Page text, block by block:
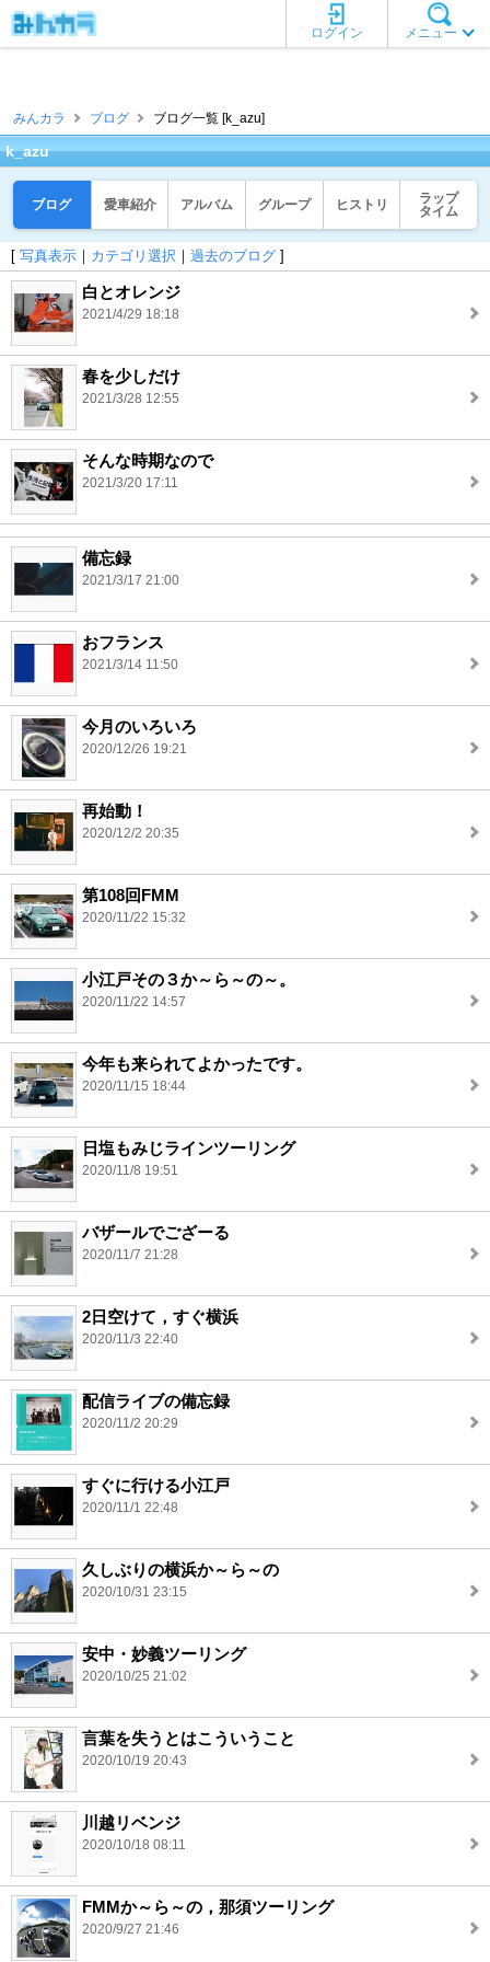
メニュー
ログイン
みんカラ ブログ ブログ一覧 [k_azu]
k_azu
ブログ 愛車紹介 アルバム グループ ヒストリ
ラップ
タイム
[ 写真表示 ｜ カテゴリ選択 ｜ 過去のブログ ]
白とオレンジ
2021/4/29 18:18
春を少しだけ
2021/3/28 12:55
そんな時期なので
2021/3/20 17:11
備忘録
2021/3/17 21:00
おフランス
2021/3/14 11:50
今月のいろいろ
2020/12/26 19:21
再始動！
2020/12/2 20:35
第108回FMM
2020/11/22 15:32
小江戸その３か～ら～の～。
2020/11/22 14:57
今年も来られてよかったです。
2020/11/15 18:44
日塩もみじラインツーリング
2020/11/8 19:51
バザールでござーる
2020/11/7 21:28
2日空けて，すぐ横浜
2020/11/3 22:40
配信ライブの備忘録
2020/11/2 20:29
すぐに行ける小江戸
2020/11/1 22:48
久しぶりの横浜か～ら～の
2020/10/31 23:15
安中・妙義ツーリング
2020/10/25 21:02
言葉を失うとはこういうこと
2020/10/19 20:43
川越リベンジ
2020/10/18 08:11
FMMか～ら～の，那須ツーリング
2020/9/27 21:46